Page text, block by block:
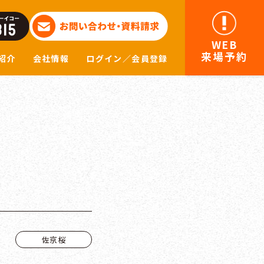
介 会社情報 ログイン／会員登録
WEB
来場予約
佐京桜